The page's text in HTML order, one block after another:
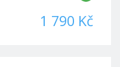
1 790 Kč